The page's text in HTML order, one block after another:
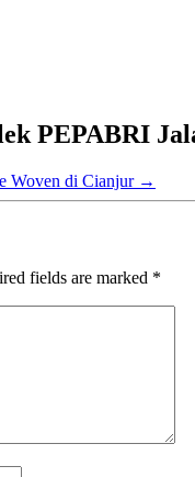
PEPABRI
Woven di Cianjur →
fields are marked *